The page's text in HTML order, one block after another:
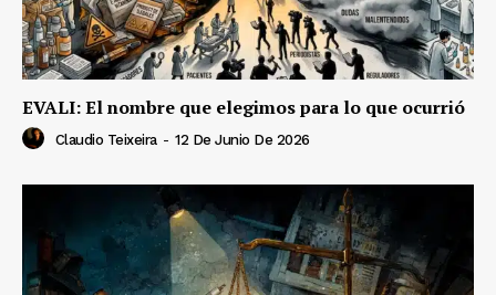
EVALI: El nombre que elegimos para lo que ocurrió
Claudio Teixeira - 12 De Junio De 2026